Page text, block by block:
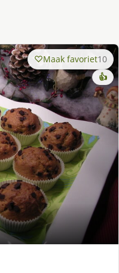
Maak favoriet10
👍